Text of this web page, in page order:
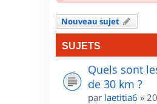
Nouveau sujet
SUJETS
Quels sont
de 30 km ?
par laetitia6 »